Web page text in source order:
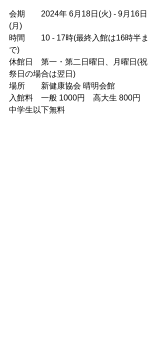
会期　　2024年 6月18日(火) - 9月16日
(月)
時間　　10 - 17時(最終入館は16時半ま
で)
休館日　第一・第二日曜日、月曜日(祝
祭日の場合は翌日)
場所　　新健康協会 晴明会館
入館料　一般 1000円　高大生 800円
中学生以下無料